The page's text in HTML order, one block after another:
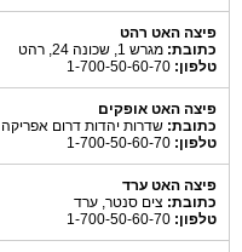
פיצה האט רהט
כתובת: מגרש 1, שכונה 24, רהט
טלפון:
פיצה האט אופקים
כתובת: שדרות יהדות דרום אפריקה 14, אופקים
טלפון:
פיצה האט ערד
כתובת: צים סנטר, ערד
טלפון: